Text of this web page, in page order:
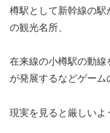
樽駅として新幹線の
の観光名所、
在来線の小樽駅の動
が発展するなどゲーム
現実を見ると厳しいよ